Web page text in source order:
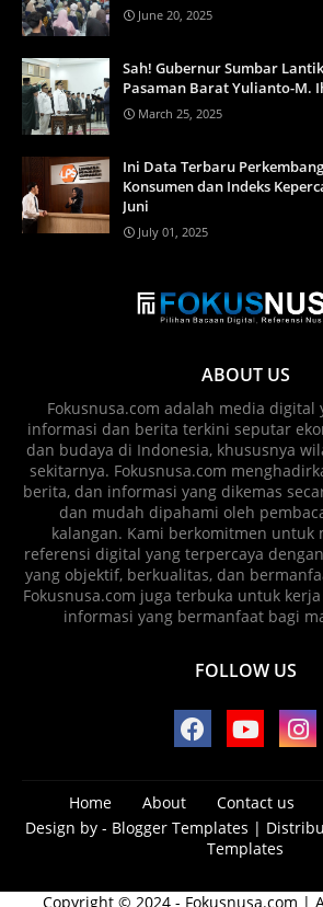
June 20, 2025
Sah! Gubernur Sumbar
Pasaman Barat Yulianto-M.
March 25, 2025
Ini Data Terbaru
Konsumen dan Indeks
Juni
July 01, 2025
ABOUT US
Fokusnusa.com adalah media digital
informasi dan berita terkini seputar
dan budaya di Indonesia, khususnya
sekitarnya. Fokusnusa.com
berita, dan informasi yang dikemas
dan mudah dipahami oleh
kalangan. Kami berkomitmen untuk
referensi digital yang terpercaya
yang objektif, berkualitas, dan
Fokusnusa.com juga terbuka untuk
informasi yang bermanfaat bagi
FOLLOW US
Home About Contact us
Design by - Blogger Templates |
Templates
Copyright © 2024 - Fokusnusa.com |